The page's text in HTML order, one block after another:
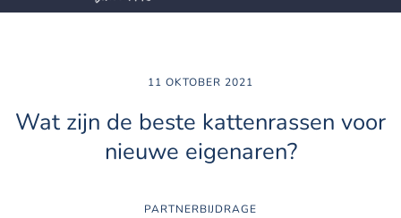
11 OKTOBER 2021
Wat zijn de beste kattenrassen voor
nieuwe eigenaren?
PARTNERBIJDRAGE